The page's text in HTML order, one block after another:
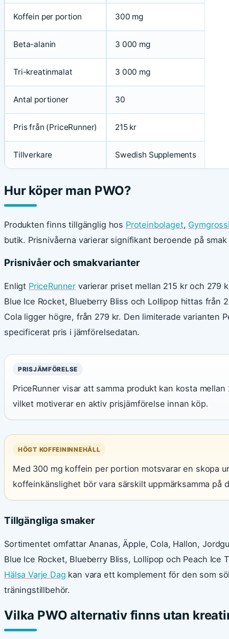
Koffein per portion 300 mg
Beta-alanin 3 000 mg
Tri-kreatinmalat 3 000 mg
Antal portioner 30
Pris från (PriceRunner) 215 kr
Tillverkare Swedish Supplements
Hur köper man PWO?
Produkten finns tillgänglig hos Proteinbolaget,
butik. Prisnivåerna varierar signifikant beroende på
Prisnivåer och smakvarianter
Enligt PriceRunner varierar priset mellan 215 kr och 279
Blue Ice Rocket, Blueberry Bliss och Lollipop hittas från
Cola ligger högre, från 279 kr. Den limiterade varianten
specificerat pris i jämförelsedatan.
PRISJÄMFÖRELSE
PriceRunner visar att samma produkt kan kosta
vilket motiverar en aktiv prisjämförelse innan köp.
HÖGT KOFFEININNEHÅLL
Med 300 mg koffein per portion motsvarar en skopa
koffeinkänslighet bör vara särskilt uppmärksamma på
Tillgängliga smaker
Sortimentet omfattar Ananas, Äpple, Cola, Hallon,
Blue Ice Rocket, Blueberry Bliss, Lollipop och Peach Ice
Hälsa Varje Dag kan vara ett komplement för den som
träningstillbehör.
Vilka PWO alternativ finns utan